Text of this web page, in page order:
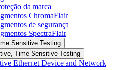
da marca
ChromaFlair
de segurança
SpectraFlair
Sensitive Testing
Time Sensitive Testing
Ethernet Device and Network